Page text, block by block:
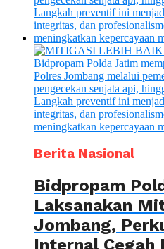
Berita Nasional
Bidpropam
Laksanakan
Jombang,
Internal Cegah